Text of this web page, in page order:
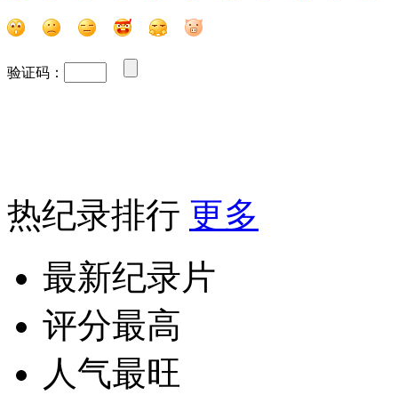
验证码：
热纪录排行 更多
最新纪录片
评分最高
人气最旺